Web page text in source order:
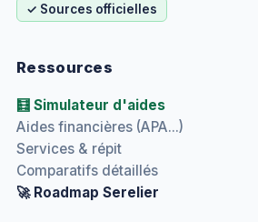
✓ Sources officielles
Ressources
🧮 Simulateur d'aides
Aides financières (APA...)
Services & répit
Comparatifs détaillés
🚀 Roadmap Serelier